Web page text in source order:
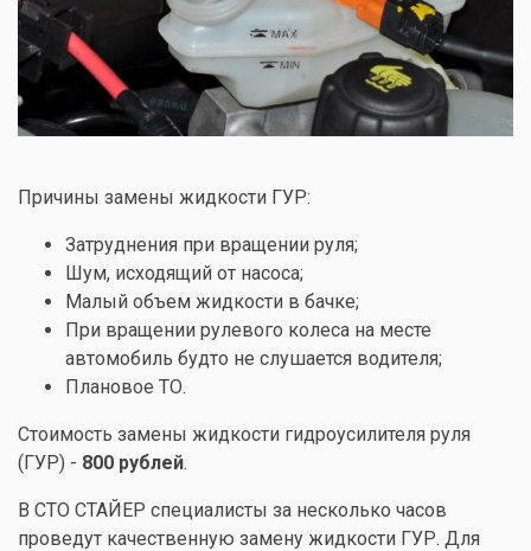
Причины замены жидкости ГУР:
Затруднения при вращении руля;
Шум, исходящий от насоса;
Малый объем жидкости в бачке;
При вращении рулевого колеса на месте
автомобиль будто не слушается водителя;
Плановое ТО.
Стоимость замены жидкости гидроусилителя руля
(ГУР) - 800 рублей.
В СТО СТАЙЕР специалисты за несколько часов
проведут качественную замену жидкости ГУР. Для